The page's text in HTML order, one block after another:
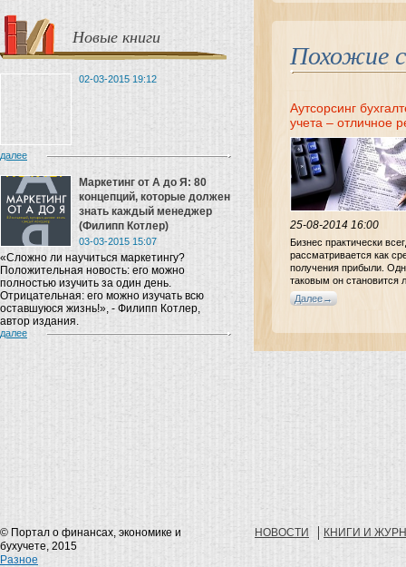
Новые книги
02-03-2015 19:12
далее
Маркетинг от A до Я: 80
концепций, которые должен
знать каждый менеджер
(Филипп Котлер)
03-03-2015 15:07
«Сложно ли научиться маркетингу?
Положительная новость: его можно
полностью изучить за один день.
Отрицательная: его можно изучать всю
оставшуюся жизнь!», - Филипп Котлер,
автор издания.
далее
Похожие
Аутсорсинг
учета – отличное
для Вашего
25-08-2014 16:00
Бизнес практически
рассматривается как
получения прибыли.
таковым он становится
тех, кто умеет в своем
оптимально
Далее
© Портал о финансах, экономике и
бухучете, 2015
Разное
НОВОСТИ КНИГИ И